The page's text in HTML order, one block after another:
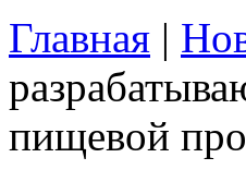
Главная |
пищевой